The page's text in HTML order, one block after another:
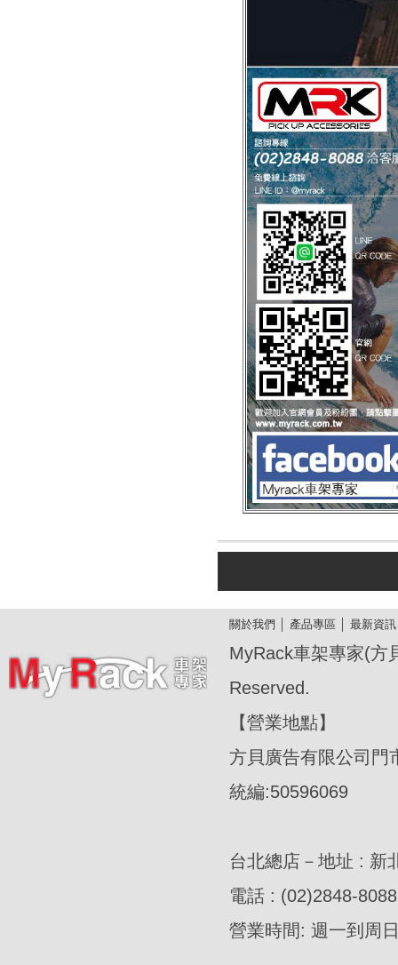
關於我們 產品專區 最新資訊
MyRack車架專家(方
Reserved.
【營業地點】
方貝廣告有限公司門
統編:50596069
台北總店－地址 : 新
電話 : (02)2848-8088
營業時間: 週一到周